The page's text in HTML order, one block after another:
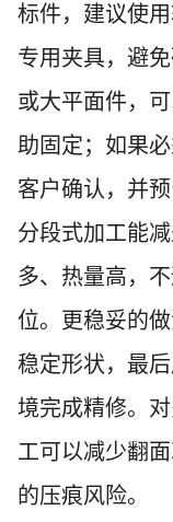
标件，建议使
专用夹具，避
或大平面件，
助固定；如果
客户确认，并
分段式加工能
多、热量高，
位。更稳妥的
稳定形状，最
境完成精修。
工可以减少翻
的压痕风险。